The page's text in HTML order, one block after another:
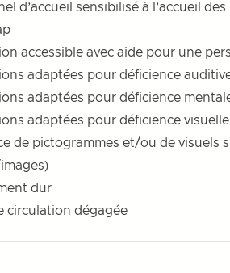
d’accueil sensibilisé à l’accueil
accessible avec aide pour une
adaptées pour déficience
adaptées pour déficience
adaptées pour déficience visuelle
de pictogrammes et/ou de visuels
dur
circulation dégagée